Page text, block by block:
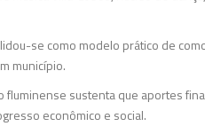
se como modelo prático de
município.
fluminense sustenta que aportes
econômico e social.